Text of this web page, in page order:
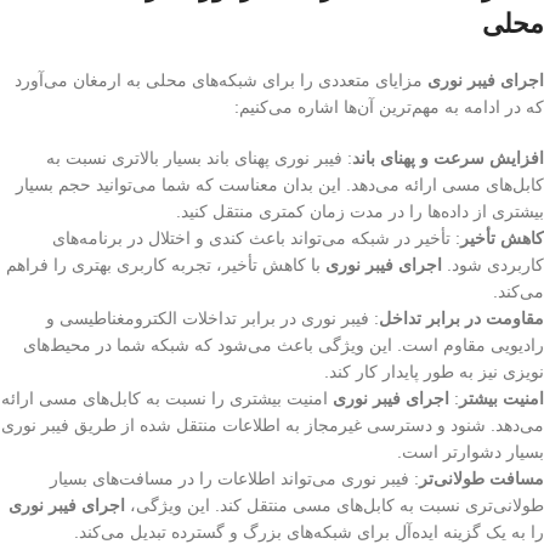
محلی
اجرای فیبر نوری مزایای متعددی را برای شبکه‌های محلی به ارمغان می‌آورد
که در ادامه به مهم‌ترین آن‌ها اشاره می‌کنیم:
افزایش سرعت و پهنای باند: فیبر نوری پهنای باند بسیار بالاتری نسبت به
کابل‌های مسی ارائه می‌دهد. این بدان معناست که شما می‌توانید حجم بسیار
بیشتری از داده‌ها را در مدت زمان کمتری منتقل کنید.
کاهش تأخیر : تأخیر در شبکه می‌تواند باعث کندی و اختلال در برنامه‌های
کاربردی شود.
اجرای فیبر نوری با کاهش تأخیر، تجربه کاربری بهتری را فراهم
می‌کند.
مقاومت در برابر تداخل: فیبر نوری در برابر تداخلات الکترومغناطیسی و
رادیویی مقاوم است. این ویژگی باعث می‌شود که شبکه شما در محیط‌های
نویزی نیز به طور پایدار کار کند.
امنیت بیشتر : اجرای فیبر نوری امنیت بیشتری را نسبت به کابل‌های مسی ارائه
می‌دهد. شنود و دسترسی غیرمجاز به اطلاعات منتقل شده از طریق فیبر نوری
بسیار دشوارتر است.
مسافت طولانی‌تر : فیبر نوری می‌تواند اطلاعات را در مسافت‌های بسیار
طولانی‌تری نسبت به کابل‌های مسی منتقل کند. این ویژگی،
اجرای فیبر نوری
را به یک گزینه ایده‌آل برای شبکه‌های بزرگ و گسترده تبدیل می‌کند.